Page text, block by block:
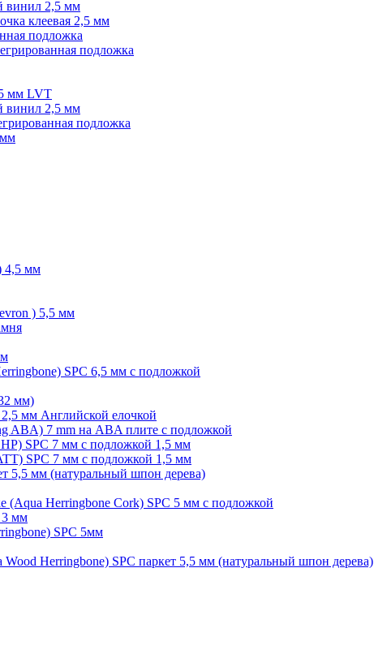
винил 2,5 мм
клеевая 2,5 мм
подложка
подложка
мм LVT
винил 2,5 мм
подложка
4,5 мм
) 5,5 мм
SPC 6,5 мм с подложкой
мм)
мм Английской елочкой
7 mm на ABA плите с подложкой
SPC 7 мм с подложкой 1,5 мм
SPC 7 мм с подложкой 1,5 мм
5,5 мм (натуральный шпон дерева)
(Aqua Herringbone Cork) SPC 5 мм с подложкой
3 мм
SPC 5мм
Herringbone) SPC паркет 5,5 мм (натуральный шпон дерева)